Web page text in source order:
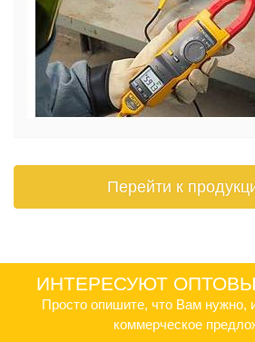
Перейти к
ИНТЕРЕСУЮТ
Просто опишите, что Вам
коммерческое